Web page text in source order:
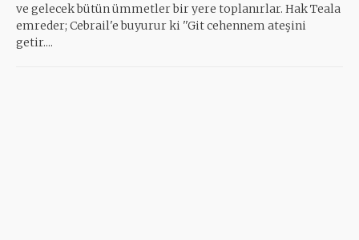
ve gelecek bütün ümmetler bir yere toplanırlar. Hak Teala
emreder; Cebrail'e buyurur ki ''Git cehennem ateşini
getir....